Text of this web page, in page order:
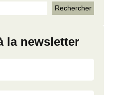
la newsletter